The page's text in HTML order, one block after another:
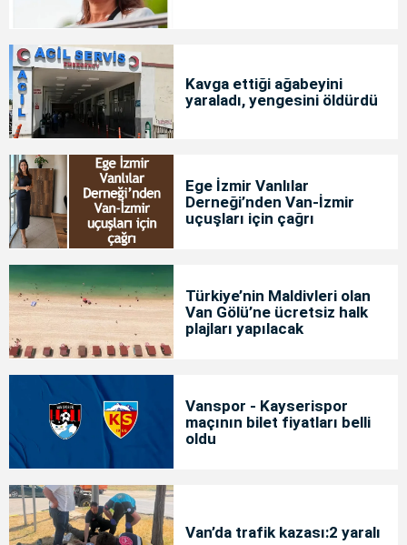
Kavga ettiği ağabeyini
yaraladı, yengesini öldürdü
Ege İzmir Vanlılar
Derneği’nden Van-İzmir
uçuşları için çağrı
Türkiye’nin Maldivleri olan
Van Gölü’ne ücretsiz halk
plajları yapılacak
Vanspor - Kayserispor
maçının bilet fiyatları belli
oldu
Van’da trafik kazası:2 yaralı